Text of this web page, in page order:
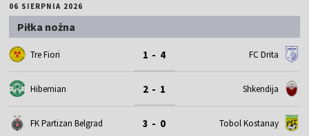
06 SIERPNIA 2026
Piłka nożna
Tre Fiori 1 - 4 FC Drita
Hibernian 2 - 1 Shkendija
FK Partizan Belgrad 3 - 0 Tobol Kostanay